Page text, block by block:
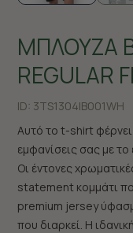
ΜΠΛΟΥΖΑ
REGULAR
ID: 3TS1304|B001WH
Αυτό το t-shirt
εμφανίσεις σας με
Οι έντονες
statement κομμάτι
premium jersey
που διαρκεί. Η